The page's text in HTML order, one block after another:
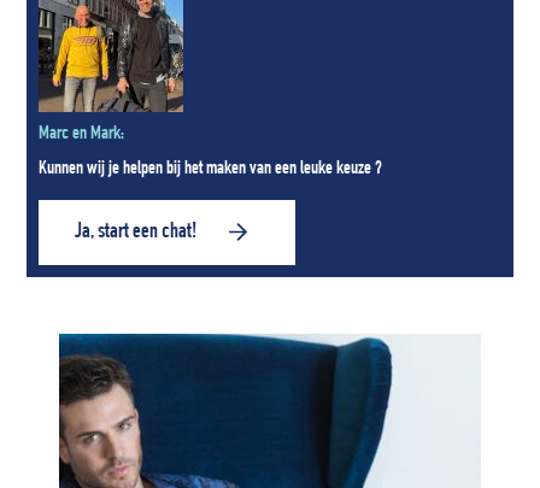
Marc en Mark:
Kunnen wij je helpen bij het maken van een leuke keuze ?
Ja, start een chat!